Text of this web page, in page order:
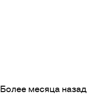
Более месяца назад